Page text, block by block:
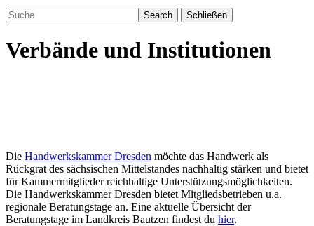
Search Schließen
Verbände und Institutionen
Die Handwerkskammer Dresden möchte das Handwerk als
Rückgrat des sächsischen Mittelstandes nachhaltig stärken und bietet
für Kammermitglieder reichhaltige Unterstützungsmöglichkeiten.
Die Handwerkskammer Dresden bietet Mitgliedsbetrieben u.a.
regionale Beratungstage an. Eine aktuelle Übersicht der
Beratungstage im Landkreis Bautzen findest du hier.